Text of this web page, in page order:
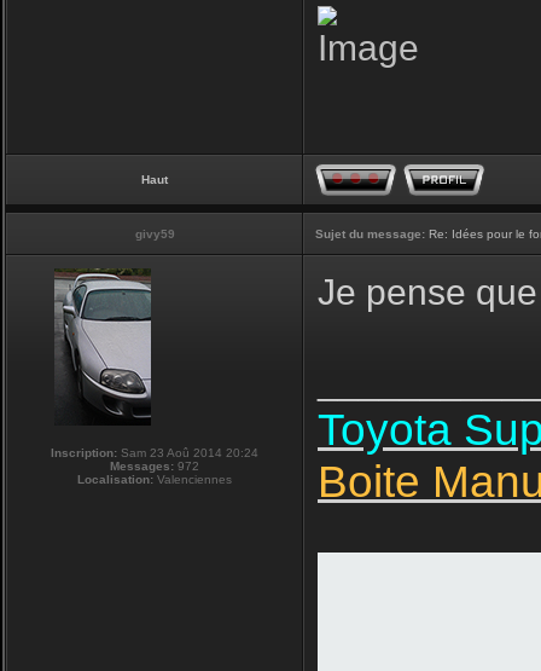
Haut
givy59 Sujet du message: Re: Idées pour le
Inscription: Sam 23 Aoû 2014 20:24
Messages: 972
Localisation: Valenciennes
Je pense
Toyota
Boite